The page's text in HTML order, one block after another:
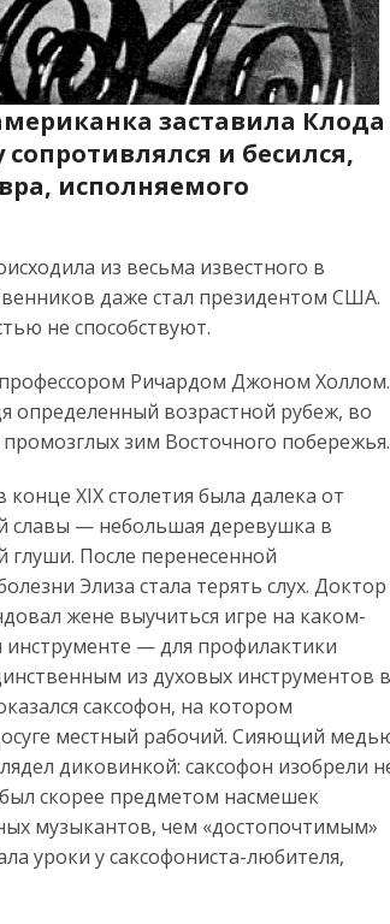
заставила Клода
и бесился,
исполняемого
из весьма известного в
даже стал президентом США.
не способствуют.
Ричардом Джоном Холлом.
определенный возрастной рубеж, во
зим Восточного
XIX столетия была далека от
славы — небольшая деревушка в
глуши. После перенесенной
Элиза стала терять слух. Доктор
жене выучиться игре на каком-
инструменте — для профилактики
из духовых инструментов в
саксофон, на котором
местный рабочий. Сияющий
диковинкой: саксофон изобрели
скорее предметом насмешек
музыкантов, чем «достопочтимым»
уроки у саксофониста-любителя,